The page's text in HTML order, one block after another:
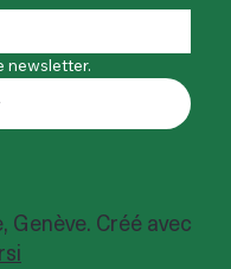
newsletter.
Créé avec